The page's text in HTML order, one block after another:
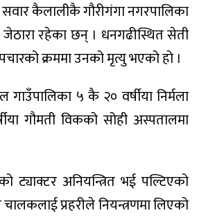
सवार कैलालीकै गौरीगंगा नगरपालिका
रहेका छन् । धनगढीस्थित सेती
क्रममा उनको मृत्यु भएको हो ।
गाउँपालिका ५ कै २० वर्षीया निर्मला
गौमती विकको सोही अस्पतालमा
ट्याक्टर अनियन्त्रित भई पल्टिएको
प्रहरीले नियन्त्रणमा लिएको